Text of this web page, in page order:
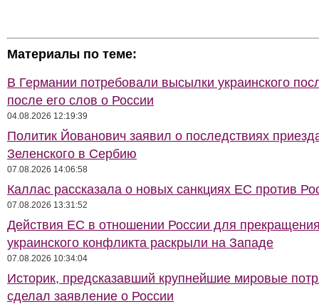
Материалы по теме:
В Германии потребовали высылки украинского
после его слов о России
04.08.2026 12:19:39
Политик Йованович заявил о последствиях
Зеленского в Сербию
07.08.2026 14:06:58
Каллас рассказала о новых санкциях ЕС против
07.08.2026 13:31:52
Действия ЕС в отношении России для
украинского конфликта раскрыли на Западе
07.08.2026 10:34:04
Историк, предсказавший крупнейшие мировые
сделал заявление о России